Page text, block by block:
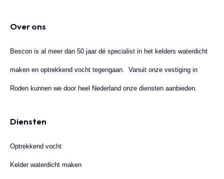
Over ons
Bescon is al meer dan 50 jaar dé specialist in het kelders waterdicht
maken en optrekkend vocht tegengaan. Vanuit onze vestiging in
Roden kunnen we door heel Nederland onze diensten aanbieden.
Diensten
Optrekkend vocht
Kelder waterdicht maken